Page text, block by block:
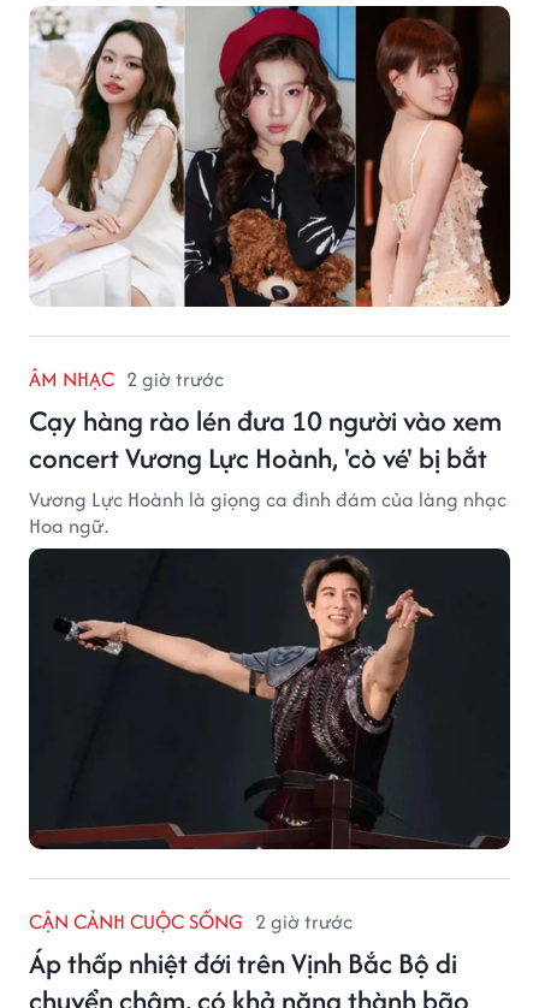
ÂM NHẠC 2 giờ trước
Cạy hàng rào lén đưa 10 người vào xem
concert Vương Lực Hoành, 'cò vé' bị bắt
Vương Lực Hoành là giọng ca đình đám của làng nhạc
Hoa ngữ.
CẬN CẢNH CUỘC SỐNG 2 giờ trước
Áp thấp nhiệt đới trên Vịnh Bắc Bộ di